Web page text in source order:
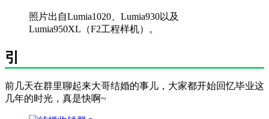
照片出自Lumia1020、Lumia930以及
Lumia950XL（F2工程样机）。
引
前几天在群里聊起来大哥结婚的事儿，大家都开始回忆毕业这
几年的时光，真是快啊~